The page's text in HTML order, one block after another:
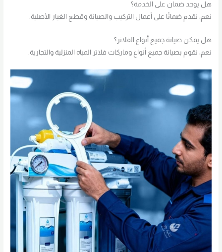
هل يوجد ضمان على الخدمة؟
نعم، نقدم ضمانًا على أعمال التركيب والصيانة وقطع الغيار الأصلية.
هل يمكن صيانة جميع أنواع الفلاتر؟
نعم، نقوم بصيانة جميع أنواع وماركات فلاتر المياه المنزلية والتجارية.